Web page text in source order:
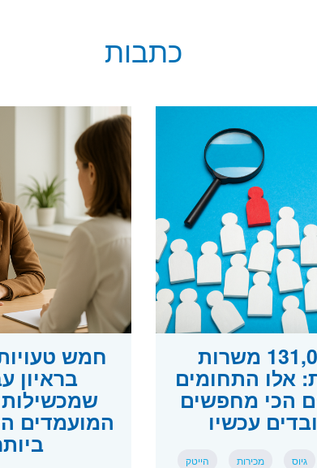
כתבות
131,000 משרות
אלו התחומים
הכי מחפשים
עכשיו
גיוס מכירות הייטק
חמש
בראיון
המועמדים